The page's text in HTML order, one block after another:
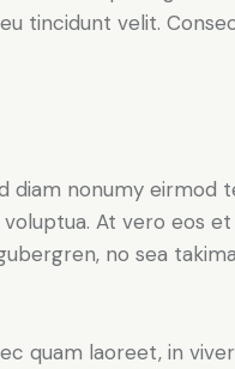
tincidunt velit.
diam nonumy eirmod
At vero eos et
no sea
quam laoreet, in